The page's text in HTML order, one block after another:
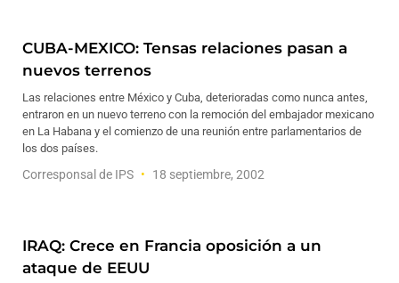
CUBA-MEXICO: Tensas relaciones pasan a
nuevos terrenos
Las relaciones entre México y Cuba, deterioradas como nunca antes,
entraron en un nuevo terreno con la remoción del embajador mexicano
en La Habana y el comienzo de una reunión entre parlamentarios de
los dos países.
Corresponsal de IPS 18 septiembre, 2002
IRAQ: Crece en Francia oposición a un
ataque de EEUU